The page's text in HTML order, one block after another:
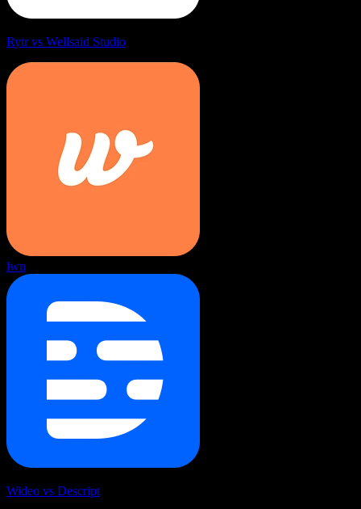
Rytr vs Wellsaid Studio
lwn
Wideo vs Descript